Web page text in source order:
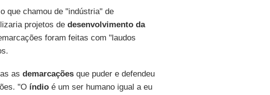
que chamou de "indústria" de
projetos de desenvolvimento da
foram feitas com "laudos
as demarcaçõesque puder e defendeu
"O índioé um ser humano igual a eu